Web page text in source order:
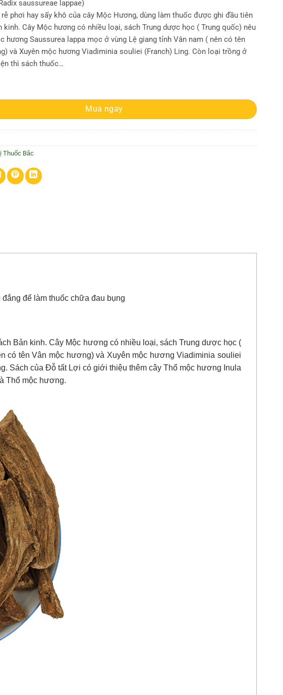
saussureae lappae)
phơi hay sấy khô của cây Mộc Hương, dùng làm thuốc được ghi đầu tiên
kinh. Cây Mộc hương có nhiều loại, sách Trung dược học ( Trung quốc) nêu
hương Saussurea lappa mọc ở vùng Lệ giang tỉnh Vân nam ( nên có tên
và Xuyên mộc hương Viadiminia souliei (Franch) Ling. Còn loại trồng ở
thì sách thuốc…
dụng mộc hương | Địa chỉ bán mộc hương số lượng
Mua ngay
Thuốc Bắc
để làm thuốc chữa đau bụng
Bản kinh. Cây Mộc hương có nhiều loại, sách Trung dược học (
có tên Vân mộc hương) và Xuyên mộc hương Viadiminia souliei
Sách của Đỗ tất Lợi có giới thiệu thêm cây Thổ mộc hương Inula
Thổ mộc hương.